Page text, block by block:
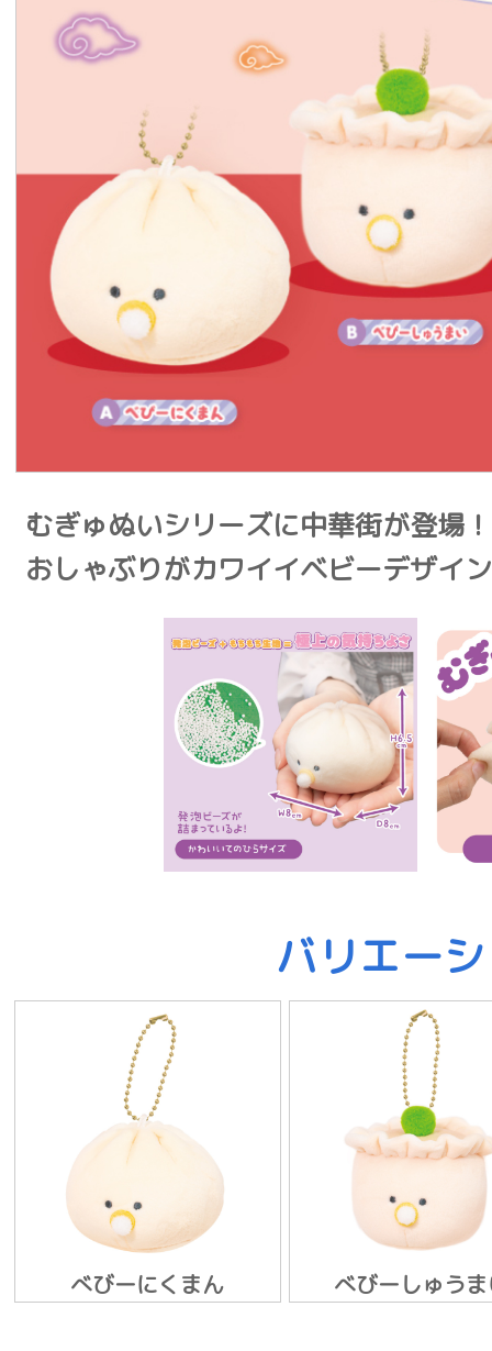
むぎゅぬいシリーズに中華街が登場！
おしゃぶりがカワイイベビーデザイ
バリエー
べびーにくまん べびーしゅう